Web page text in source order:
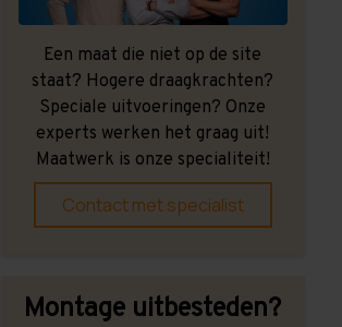
Een maat die niet op de site
staat? Hogere draagkrachten?
Speciale uitvoeringen? Onze
experts werken het graag uit!
Maatwerk is onze specialiteit!
Contact met specialist
Montage uitbesteden?